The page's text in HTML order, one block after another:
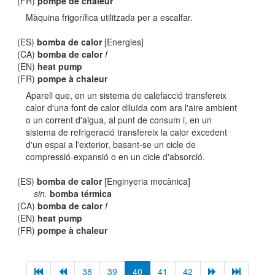
Màquina frigorífica utilitzada per a escalfar.
(ES)bomba de calor[Energies]
(CA)bomba de calor f
(EN) heat pump
(FR)pompe à chaleur
Aparell que, en un sistema de calefacció transfereix
calor d'una font de calor diluïda com ara l'aire ambient
o un corrent d'aigua, al punt de consum i, en un
sistema de refrigeració transfereix la calor excedent
d'un espai a l'exterior, basant-se un cicle de
compressió-expansió o en un cicle d'absorció.
(ES)bomba de calor[Enginyeria mecànica]
sin. bomba térmica
(CA)bomba de calor f
(EN) heat pump
(FR)pompe à chaleur
38 39 40 41 42